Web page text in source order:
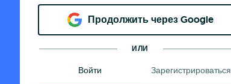
Продолжить через Google
ИЛИ
Войти Зарегистрироваться